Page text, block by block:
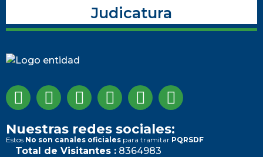
Judicatura
Nuestras redes sociales:
Estos No son canales oficiales para tramitar PQRSDF
Total de Visitantes : 8364983